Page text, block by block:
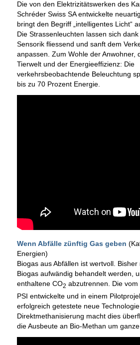
Die von den Elektrizitätswerken des
Schréder Swiss SA entwickelte
bringt den Begriff „intelligentes Licht“
Die Strassenleuchten lassen sich
Sensorik fliessend und sanft dem
anpassen. Zum Wohle der Anwohner,
Tierwelt und der Energieeffizienz: Die
verkehrsbeobachtende Beleuchtung
bis zu 70 Prozent Energie.
Wenn Abfälle zünftig Gas geben
Energien)
Biogas aus Abfällen ist wertvoll.
Biogas aufwändig behandelt werden,
enthaltene CO2 abzutrennen. Die
PSI entwickelte und in einem
erfolgreich getestete neue
Direktmethanisierung macht dies
die Ausbeute an Bio-Methan um